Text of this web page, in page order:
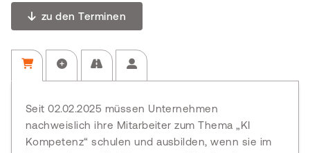
zu den Terminen
Seit 02.02.2025 müssen Unternehmen
nachweislich ihre Mitarbeiter zum Thema„KI
Kompetenz“ schulen und ausbilden, wenn sie im